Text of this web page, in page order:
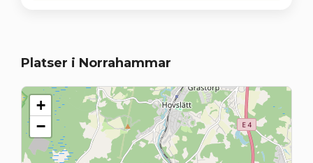
Platser i Norrahammar
+
−